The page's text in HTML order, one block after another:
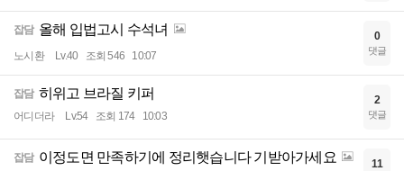
잡담 올해 입법고시 수석녀
노시환 Lv.40 조회 546 10:07
0
댓글
잡담 히위고 브라질 키퍼
어디더라 Lv.54 조회 174 10:03
2
댓글
잡담 이정도면 만족하기에 정리햇습니다 기받아가세요 11